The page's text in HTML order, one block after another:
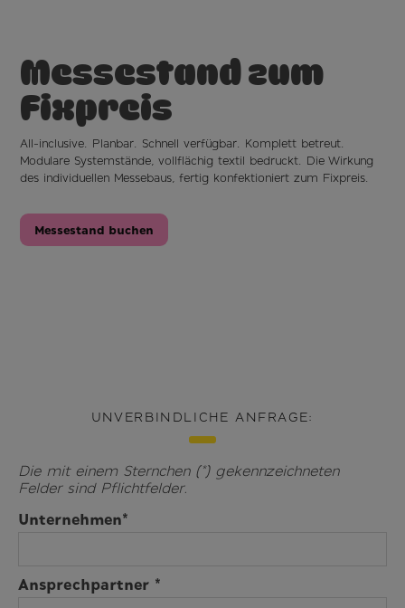
Messestandzum
Fixpreis
All-inclusive. Planbar. Schnell verfügbar. Komplett betreut.
Modulare Systemstände, vollflächig textil bedruckt. Die Wirkung
des individuellen Messebaus, fertig konfektioniert zum Fixpreis.
Messestand buchen
UNVERBINDLICHE ANFRAGE:
Die mit einem Sternchen (*) gekennzeichneten
Felder sind Pflichtfelder.
Unternehmen*
Ansprechpartner *